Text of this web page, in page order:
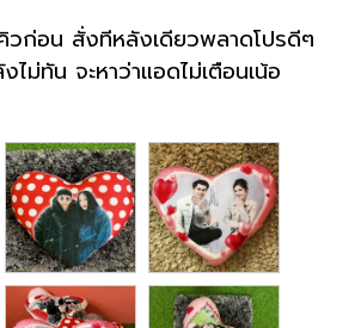
วก่อน สั่งทีหลังเดียวพลาดโปรดีๆ
ไม่ทัน จะหาว่าแอดไม่เตือนเน้อ